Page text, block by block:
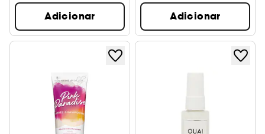
Adicionar Adicionar